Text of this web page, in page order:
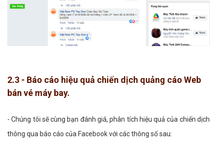
2.3 - Báo cáo hiệu quả chiến dịch quảng cáo Web
bán vé máy bay.
- Chúng tôi sẽ cùng bạn đánh giá, phân tích hiệu quả của chiến dịch
thông qua báo cáo của Facebook với các thông số sau: